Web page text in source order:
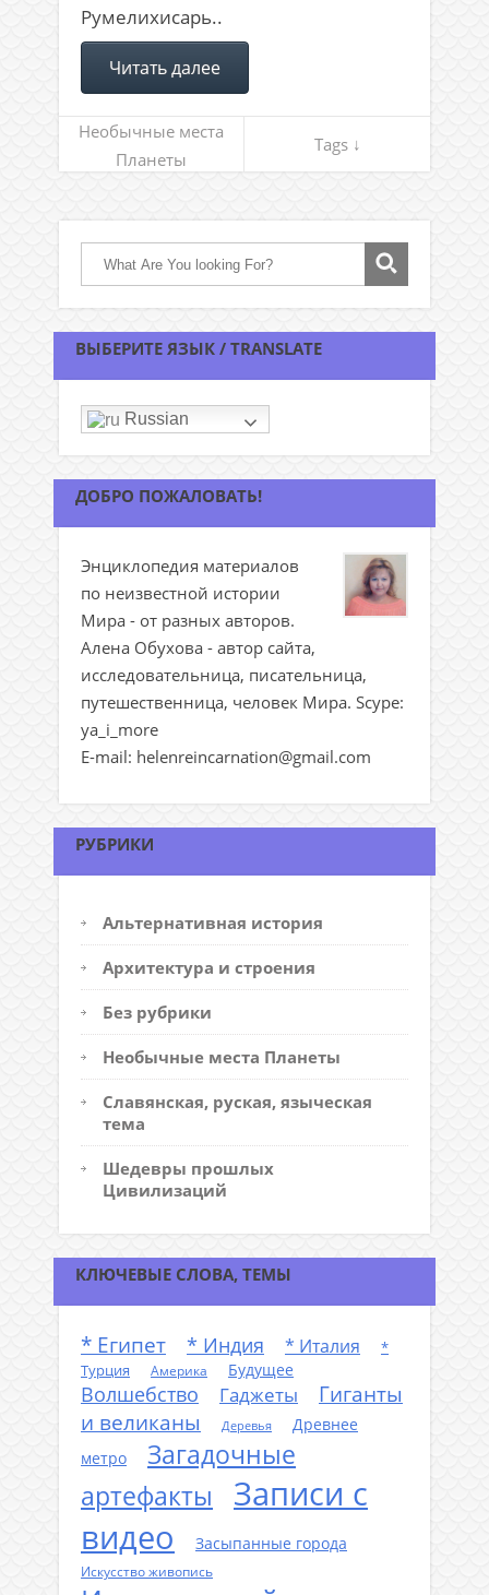
Румелихисарь..
Читать далее
Необычные места
Планеты
Tags ↓
ВЫБЕРИТЕ ЯЗЫК / TRANSLATE
Russian
ДОБРО ПОЖАЛОВАТЬ!
Энциклопедия материалов
по неизвестной истории
Мира - от разных авторов.
Алена Обухова - автор сайта,
исследовательница, писательница,
путешественница, человек Мира. Scype:
ya_i_more
E-mail: helenreincarnation@gmail.com
РУБРИКИ
Альтернативная история
Архитектура и строения
Без рубрики
Необычные места Планеты
Славянская, руская, языческая
тема
Шедевры прошлых
Цивилизаций
КЛЮЧЕВЫЕ СЛОВА, ТЕМЫ
* Египет * Индия * Италия
*
Турция
Америка Будущее
Волшебство Гаджеты
Гиганты
и великаны
Деревья
Древнее
метро
Загадочные
артефакты
Записи с
видео
Засыпанные города
Искусство живопись